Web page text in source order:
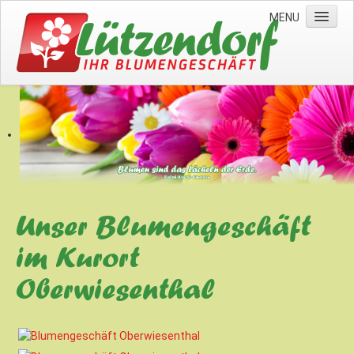
MENU
Home
Kontakt
Garten- & Landschaftsbau
Unser Blumengeschäft
im Kurort
Oberwiesenthal